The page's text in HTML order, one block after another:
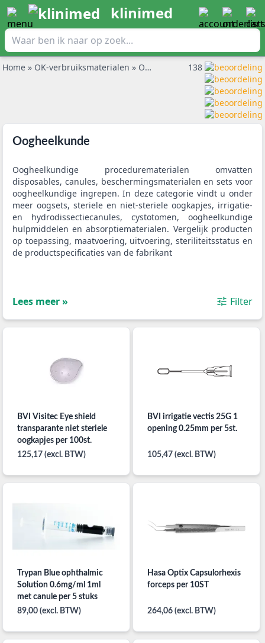
klinimed
Home » OK-verbruiksmaterialen » Oogheelkunde 138
Oogheelkunde
Oogheelkundige procedurematerialen omvatten
disposables, canules, beschermingsmaterialen en sets voor
oogheelkundige ingrepen. In deze categorie vindt u onder
meer oogsets, steriele en niet-steriele oogkapjes, irrigatie-
en hydrodissectiecanules, cystotomen, oogheelkundige
hulpmiddelen en absorptiematerialen. Vergelijk producten
op toepassing, maatvoering, uitvoering, steriliteitsstatus en
de productspecificaties van de fabrikant
Lees meer » Filter
BVI Visitec Eye shield
transparante niet steriele
oogkapjes per 100st.
125,17 (excl. BTW)
BVI irrigatie vectis 25G 1
opening 0.25mm per 5st.
105,47 (excl. BTW)
Trypan Blue ophthalmic
Solution 0.6mg/ml 1ml
met canule per 5 stuks
89,00 (excl. BTW)
Hasa Optix Capsulorhexis
forceps per 10ST
264,06 (excl. BTW)